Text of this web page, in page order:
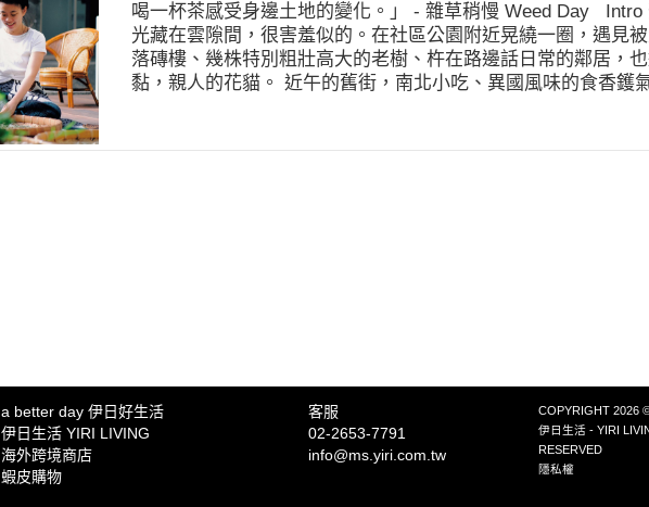
喝一杯茶感受身邊土地的變化。」 - 雜草稍慢 Weed Day Intro
光藏在雲隙間，很害羞似的。在社區公園附近晃繞一圈，遇見
落磚樓、幾株特別粗壯高大的老樹、杵在路邊話日常的鄰居，
黏，親人的花貓。 近午的舊街，南北小吃、異國風味的食香鑊
罐罐透明玻璃瓶裡裝著曬乾的青草，有些是熬煮好的澄澈茶水
力量。」像是補充說明，一旁紮著丸子頭的瑋婷接著芝宇的語
樣性在人為破壞下消失太快，我們希望的是有各種植物和小生物
相對平衡的生態系，而不是都以人與建設為主。」 而一杯雜草
地的滄海桑田？ 每一塊地，每一片土，都有自己身世的風雨，
a better day 伊日好生活
伊日生活 YIRI LIVING
海外跨境商店
蝦皮購物
客服
02-2653-7791
info@ms.yiri.com.tw
COPYRIGHT 2026
伊日生活 - YIRI
RESERVED
隱私權